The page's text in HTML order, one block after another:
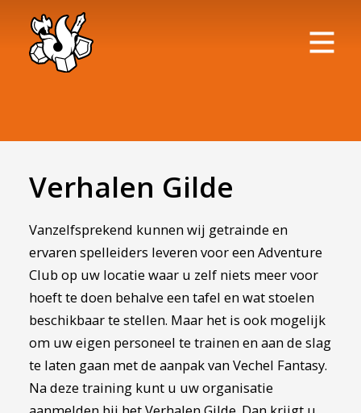
Verhalen Gilde
Vanzelfsprekend kunnen wij getrainde en
ervaren spelleiders leveren voor een Adventure
Club op uw locatie waar u zelf niets meer voor
hoeft te doen behalve een tafel en wat stoelen
beschikbaar te stellen. Maar het is ook mogelijk
om uw eigen personeel te trainen en aan de slag
te laten gaan met de aanpak van Vechel Fantasy.
Na deze training kunt u uw organisatie